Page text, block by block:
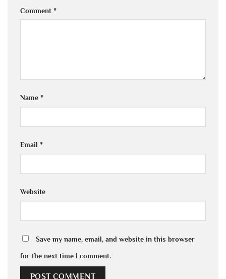
Comment *
Name *
Email *
Website
Save my name, email, and website in this browser
for the next time I comment.